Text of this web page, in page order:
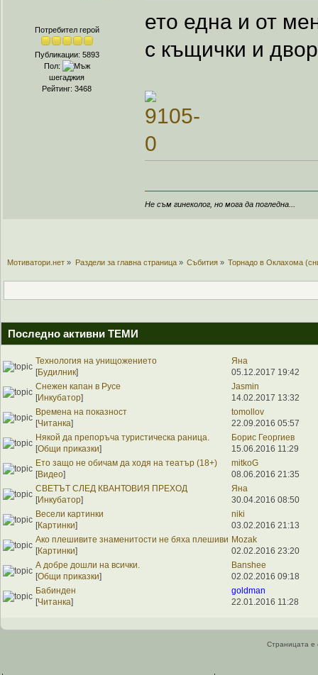
Потребител герой
Публикации: 5893
Пол:
шегаджия
Рейтинг: 3468
ето една и от
с къщички и
Не съм гинеколог, но мога да погледна...
Мотиватори.нет » Раздели за главна страница» Събития» Торнадо в Оклахома
Последно активни ТЕМИ
Технология на унищожението
[Будилник]
Яна
05.12.2017 19:42
Снежен капан в Русе
[Инкубатор]
Jasmin
14.02.2017 13:32
Времена на показност
[Читанка]
tomollov
22.09.2016 05:57
Някой да препоръча туристическа раница.
[Общи приказки]
Борис Георгиев
15.06.2016 11:29
Ето защо не обичам да ходя на театър (18+)
[Видео]
mitkoG
08.06.2016 21:35
СВЕТЪТ СЛЕД КВАНТОВИЯ ПРЕХОД
[Инкубатор]
Яна
30.04.2016 08:50
Весели картинки
[Картинки]
niki
03.02.2016 21:13
Ако плешивите знаменитости не бяха плешиви
[Картинки]
Mozak
02.02.2016 23:20
А добре дошли на всички.
[Общи приказки]
Banshee
02.02.2016 09:18
Бабинден
[Читанка]
goldman
22.01.2016 11:28
Страницата е